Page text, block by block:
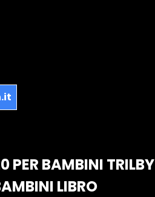
PER BAMBINI TRILBY
LIBRO